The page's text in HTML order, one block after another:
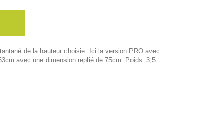
de la hauteur choisie. Ici la version PRO avec
avec une dimension replié de 75cm. Poids: 3,5